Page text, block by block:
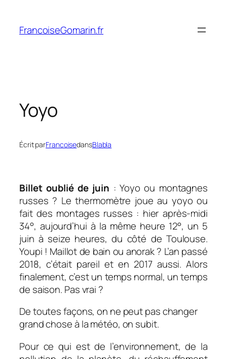
contenu
FrancoiseGomarin.fr
Yoyo
Écrit parFrancoisedansBlabla
Billet oublié de juin : Yoyo ou montagnes
russes ? Le thermomètre joue au yoyo ou
fait des montages russes : hier après-midi
34°, aujourd’hui à la même heure 12°, un 5
juin à seize heures, du côté de Toulouse.
Youpi ! Maillot de bain ou anorak ? L’an passé
2018, c’était pareil et en 2017 aussi. Alors
finalement, c’est un temps normal, un temps
de saison. Pas vrai ?
De toutes façons, on ne peut pas changer
grand chose à la météo, on subit.
Pour ce qui est de l’environnement, de la